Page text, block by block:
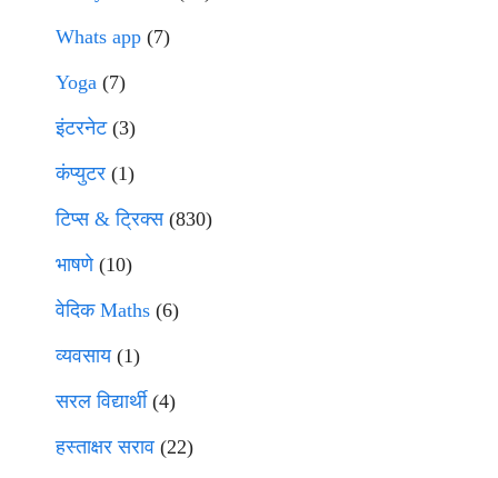
Whats app (7)
Yoga (7)
इंटरनेट(3)
कंप्युटर (1)
टिप्स & ट्रिक्स(830)
भाषणे(10)
वेदिक Maths (6)
व्यवसाय(1)
सरल विद्यार्थी(4)
हस्ताक्षर सराव (22)